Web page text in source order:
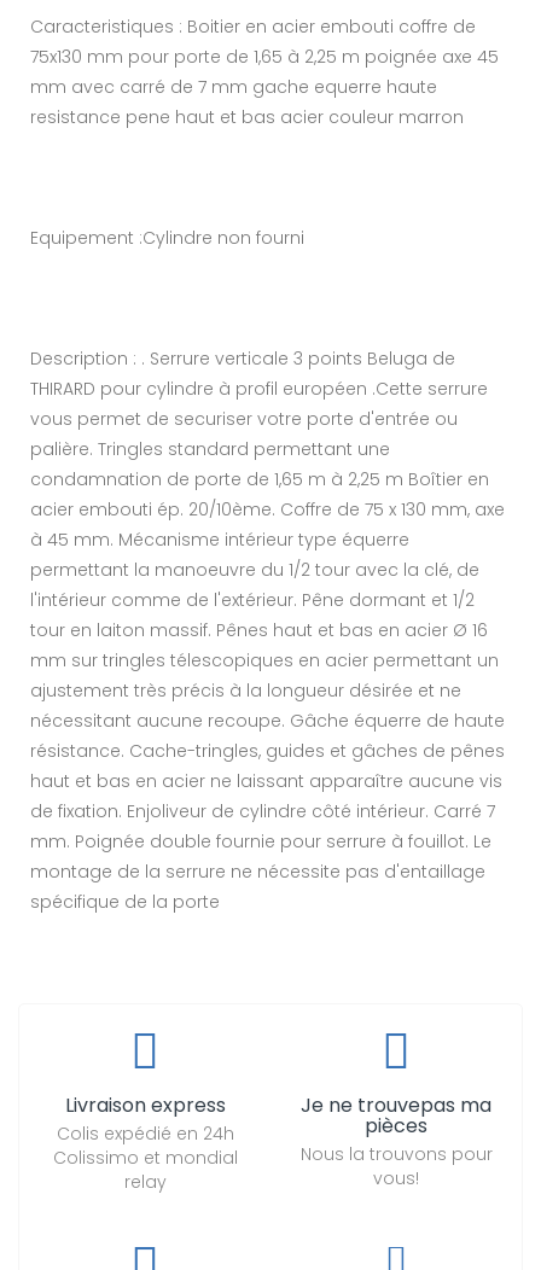
Caracteristiques : Boitier en acier embouti coffre de
75x130 mm pour porte de 1,65 à 2,25 m poignée axe 45
mm avec carré de 7 mm gache equerre haute
resistance pene haut et bas acier couleur marron
Equipement :Cylindre non fourni
Description : . Serrure verticale 3 points Beluga de
THIRARD pour cylindre à profil européen .Cette serrure
vous permet de securiser votre porte d'entrée ou
palière. Tringles standard permettant une
condamnation de porte de 1,65 m à 2,25 m Boîtier en
acier embouti ép. 20/10ème. Coffre de 75 x 130 mm, axe
à 45 mm. Mécanisme intérieur type équerre
permettant la manoeuvre du 1/2 tour avec la clé, de
l'intérieur comme de l'extérieur. Pêne dormant et 1/2
tour en laiton massif. Pênes haut et bas en acier Ø 16
mm sur tringles télescopiques en acier permettant un
ajustement très précis à la longueur désirée et ne
nécessitant aucune recoupe. Gâche équerre de haute
résistance. Cache-tringles, guides et gâches de pênes
haut et bas en acier ne laissant apparaître aucune vis
de fixation. Enjoliveur de cylindre côté intérieur. Carré 7
mm. Poignée double fournie pour serrure à fouillot. Le
montage de la serrure ne nécessite pas d'entaillage
spécifique de la porte
Livraison express
Colis expédié en 24h
Colissimo et mondial
relay
Je ne trouvepas ma
pièces
Nous la trouvons pour
vous!